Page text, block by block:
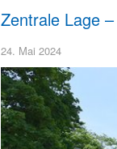
Zentrale Lage
24. Mai 2024